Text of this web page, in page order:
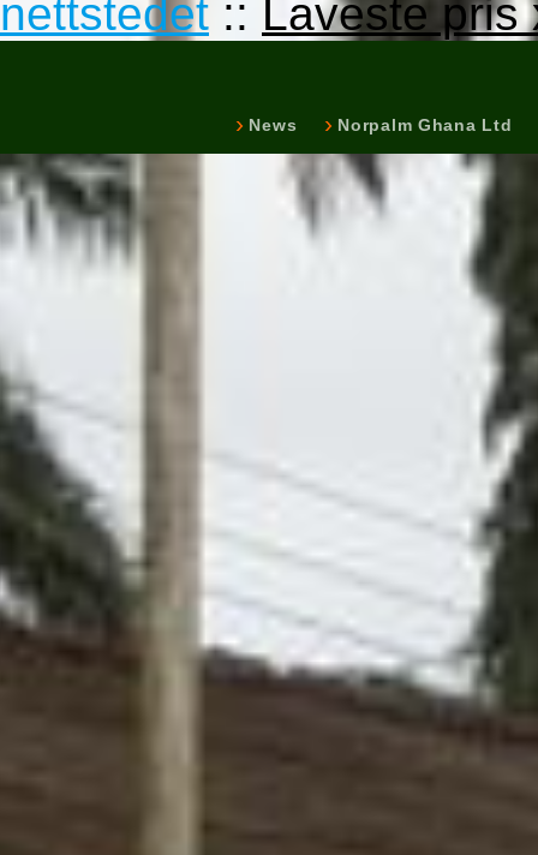
nettstedet :: Laveste pris
News Norpalm Ghana Ltd